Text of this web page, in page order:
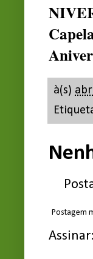
à(s)
Postagem
Assinar: